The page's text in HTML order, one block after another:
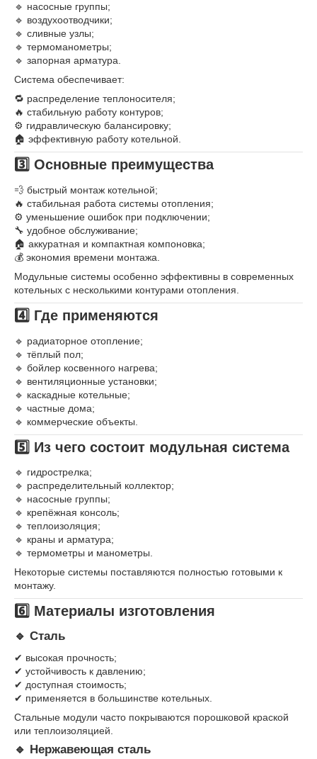
🔹 насосные группы;
🔹 воздухоотводчики;
🔹 сливные узлы;
🔹 термоманометры;
🔹 запорная арматура.
Система обеспечивает:
🔁 распределение теплоносителя;
🔥 стабильную работу контуров;
⚙ гидравлическую балансировку;
🏠 эффективную работу котельной.
3️⃣ Основные преимущества
💨 быстрый монтаж котельной;
🔥 стабильная работа системы отопления;
⚙ уменьшение ошибок при подключении;
🔧 удобное обслуживание;
🏠 аккуратная и компактная компоновка;
💰 экономия времени монтажа.
Модульные системы особенно эффективны в современных
котельных с несколькими контурами отопления.
4️⃣ Где применяются
🔹 радиаторное отопление;
🔹 тёплый пол;
🔹 бойлер косвенного нагрева;
🔹 вентиляционные установки;
🔹 каскадные котельные;
🔹 частные дома;
🔹 коммерческие объекты.
5️⃣ Из чего состоит модульная система
🔹 гидрострелка;
🔹 распределительный коллектор;
🔹 насосные группы;
🔹 крепёжная консоль;
🔹 теплоизоляция;
🔹 краны и арматура;
🔹 термометры и манометры.
Некоторые системы поставляются полностью готовыми к
монтажу.
6️⃣ Материалы изготовления
🔹 Сталь
✔ высокая прочность;
✔ устойчивость к давлению;
✔ доступная стоимость;
✔ применяется в большинстве котельных.
Стальные модули часто покрываются порошковой краской
или теплоизоляцией.
🔹 Нержавеющая сталь